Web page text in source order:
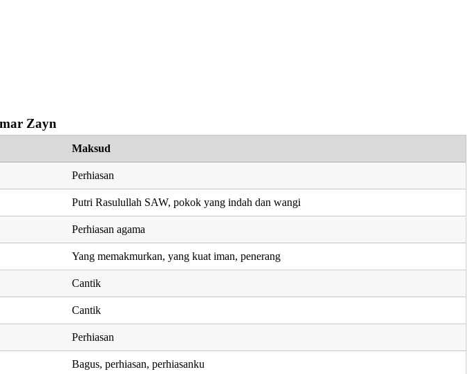
Zayn
Maksud
Perhiasan
Putri Rasulullah SAW, pokok yang indah dan wangi
Perhiasan agama
Yang memakmurkan, yang kuat iman, penerang
Cantik
Cantik
Perhiasan
Bagus, perhiasan, perhiasanku